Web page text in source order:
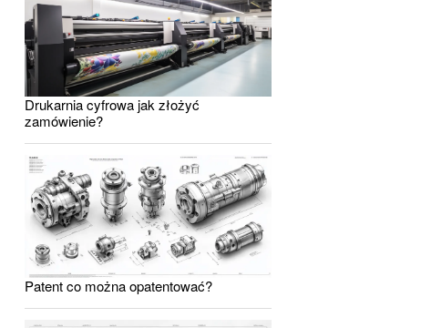
Drukarnia cyfrowa jak złożyć
zamówienie?
Patent co można opatentować?